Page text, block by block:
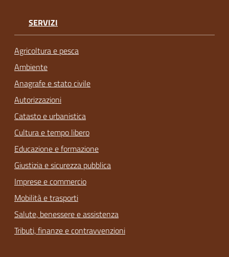
SERVIZI
Agricoltura e pesca
Ambiente
Anagrafe e stato civile
Autorizzazioni
Catasto e urbanistica
Cultura e tempo libero
Educazione e formazione
Giustizia e sicurezza pubblica
Imprese e commercio
Mobilità e trasporti
Salute, benessere e assistenza
Tributi, finanze e contravvenzioni